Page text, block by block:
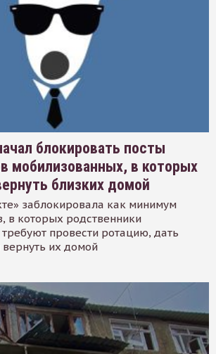
блокировать посты
мобилизованных, в которых
близких домой
заблокировала как минимум
в которых родственники
провести ротацию, дать
вернуть их домой